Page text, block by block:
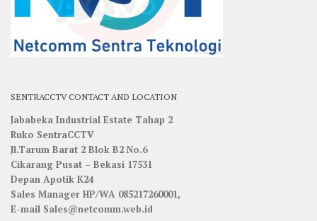
SENTRACCTV CONTACT AND LOCATION
Jababeka Industrial Estate Tahap 2
Ruko SentraCCTV
Jl.Tarum Barat 2 Blok B2 No.6
Cikarang Pusat – Bekasi 17531
Depan Apotik K24
Sales Manager HP/WA 085217260001,
E-mail Sales@netcomm.web.id